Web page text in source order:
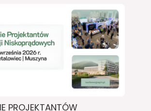
PROJEKTANTÓW